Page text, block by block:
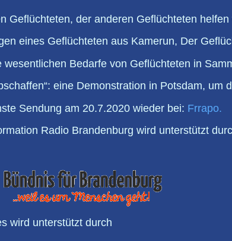
Geflüchteten, der anderen Geflüchteten
eines Geflüchteten aus Kamerun, Der
wesentlichen Bedarfe von Geflüchteten in
eine Demonstration in Potsdam,
Sendung am 20.7.2020 wieder bei: Frrapo.
Radio Brandenburg wird unterstützt
wird unterstützt durch